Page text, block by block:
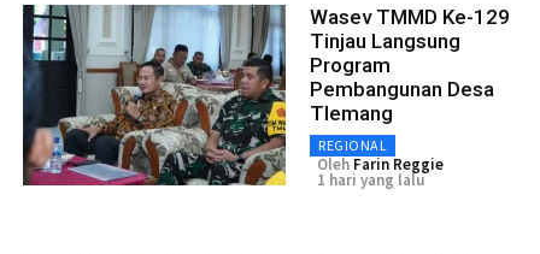
Wasev TMMD Ke-129
Tinjau Langsung
Program
Pembangunan Desa
Tlemang
REGIONAL
Oleh Farin Reggie
1 hari yang lalu